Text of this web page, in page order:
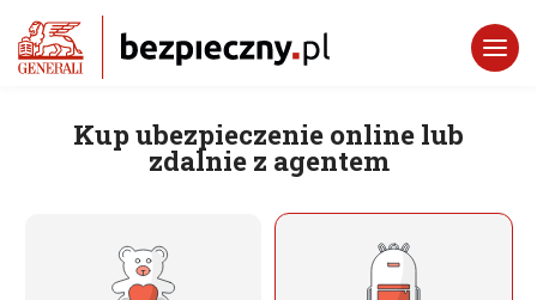
Kup ubezpieczenie online lub
zdalnie z agentem